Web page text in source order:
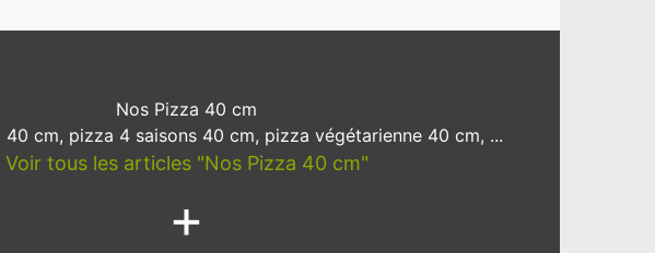
Nos Pizza 40 cm
cm, pizza 4 saisons 40 cm, pizza végétarienne 40 cm, ...
Voir tous les articles "Nos Pizza 40 cm"
+